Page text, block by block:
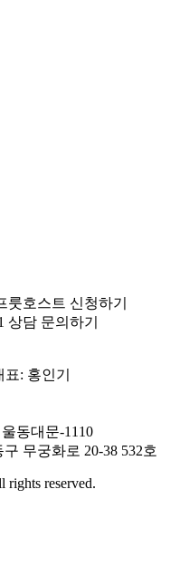
룻호스트 신청하기
상담 문의하기
: 홍인기
동대문-1110
무궁화로 20-38 532호
reserved.